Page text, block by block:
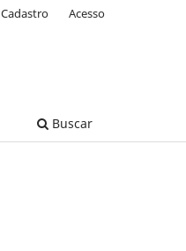
Buscar
Cadastro Acesso